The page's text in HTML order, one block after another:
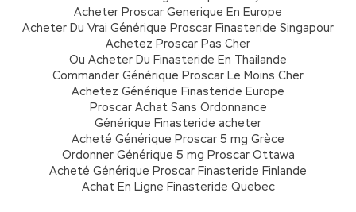
Acheter Proscar Generique En Europe
Acheter Du Vrai Générique Proscar Finasteride Singapour
Achetez Proscar Pas Cher
Ou Acheter Du Finasteride En Thailande
Commander Générique Proscar Le Moins Cher
Achetez Générique Finasteride Europe
Proscar Achat Sans Ordonnance
Générique Finasteride acheter
Acheté Générique Proscar 5 mg Grèce
Ordonner Générique 5 mg Proscar Ottawa
Acheté Générique Proscar Finasteride Finlande
Achat En Ligne Finasteride Quebec